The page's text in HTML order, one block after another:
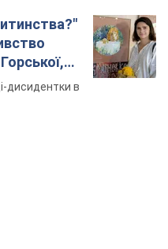
втечу в
дисидентки в